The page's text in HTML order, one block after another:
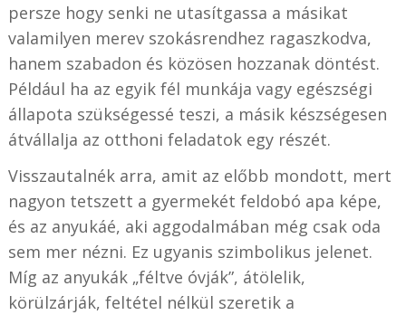
persze hogy senki ne utasítgassa a másikat
valamilyen merev szokásrendhez ragaszkodva,
hanem szabadon és közösen hozzanak döntést.
Például ha az egyik fél munkája vagy egészségi
állapota szükségessé teszi, a másik készségesen
átvállalja az otthoni feladatok egy részét.
Visszautalnék arra, amit az előbb mondott, mert
nagyon tetszett a gyermekét feldobó apa képe,
és az anyukáé, aki aggodalmában még csak oda
sem mer nézni. Ez ugyanis szimbolikus jelenet.
Míg az anyukák „féltve óvják”, átölelik,
körülzárják, feltétel nélkül szeretik a